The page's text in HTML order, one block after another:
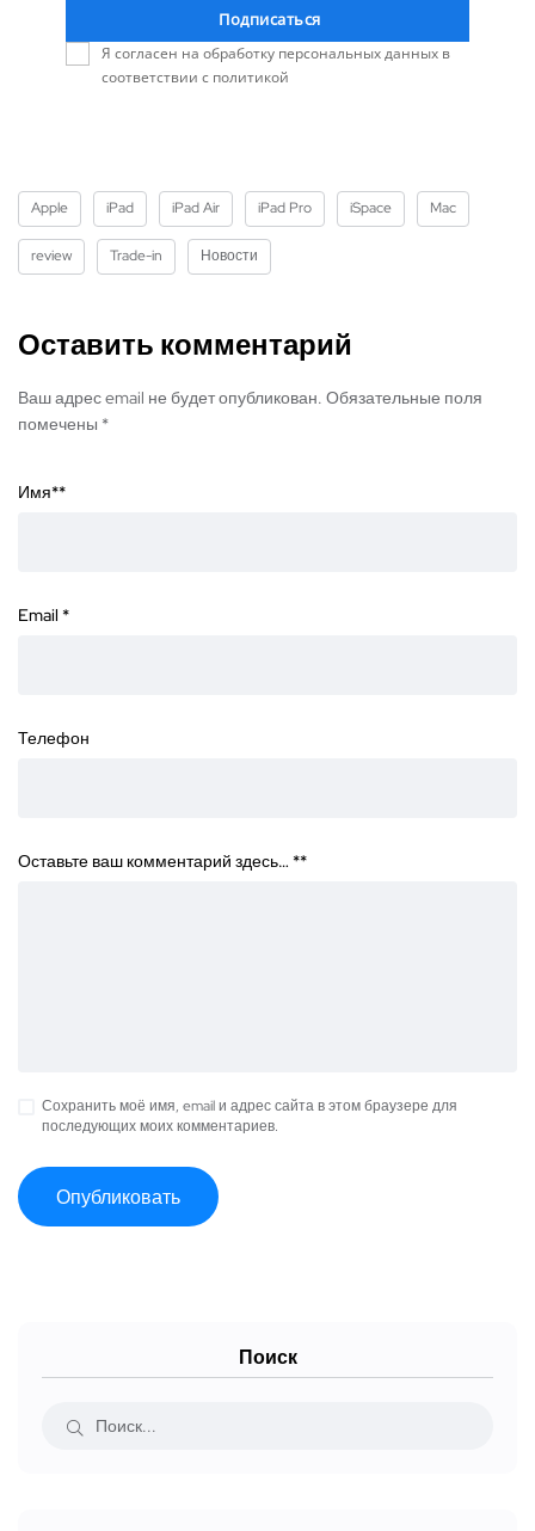
Подписаться
Я согласен на обработку персональных данных в
соответствии с политикой
Apple iPad iPad Air iPad Pro iSpace Mac
review Trade-in Новости
Оставить комментарий
Ваш адрес email не будет опубликован. Обязательные поля
помечены *
Имя**
Email *
Телефон
Оставьте ваш комментарий здесь… **
Сохранить моё имя, email и адрес сайта в этом браузере для
последующих моих комментариев.
Поиск